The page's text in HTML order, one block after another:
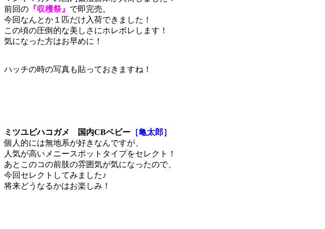
前回の 『収穫祭』 で即完売。
今回なんとか１匹だけ入荷できました！
この頃の圧倒的な美しさにホレボレします！
気になった方はお早めに！
ハッチの時の写真も貼っておきますね！
ミツユビハコガメ 国内CBベビー ［亀太郎］
個人的には無地系が好きなんですが、
人気が高いメニースポットタイプをセレクト！
あとこのコの前肢の雰囲気が気になったので、
今回セレクトしてみました♪
将来どうなるかはお楽しみ！